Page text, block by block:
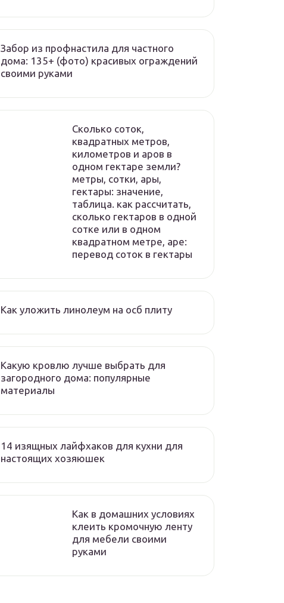
Забор из профнастила для частного
дома: 135+ (фото) красивых ограждений
своими руками
Сколько соток,
квадратных метров,
километров и аров в
одном гектаре земли?
метры, сотки, ары,
гектары: значение,
таблица. как рассчитать,
сколько гектаров в одной
сотке или в одном
квадратном метре, аре:
перевод соток в гектары
Как уложить линолеум на осб плиту
Какую кровлю лучше выбрать для
загородного дома: популярные
материалы
14 изящных лайфхаков для кухни для
настоящих хозяюшек
Как в домашних условиях
клеить кромочную ленту
для мебели своими
руками